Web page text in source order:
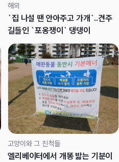
해외
`집 나설 땐 안아주고 가개`..견주
길들인 `포옹쟁이` 댕댕이
고양이와 그 친척들
엘리베이터에서 개똥 밟는 기분이